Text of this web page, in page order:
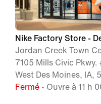
Nike Factory Store -
Jordan Creek Town
7105 Mills Civic Pkwy.
West Des Moines, IA,
Fermé • Ouvre à 11 h